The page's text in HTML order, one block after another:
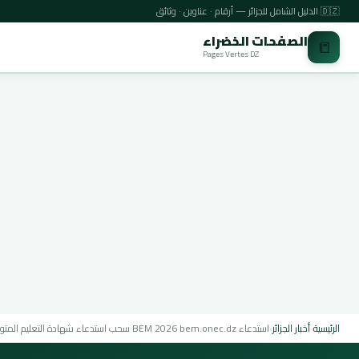
🇩🇿 الدليل الشامل للجزائر — أرقام · عناوين · وثائق
📒 الصفحات الخضراء
Pages Vertes DZ
الرئيسية›أخبار الجزائر›استدعاء BEM 2026 bem.onec.dz سحب استدعاء شهادة التعليم المتوسط